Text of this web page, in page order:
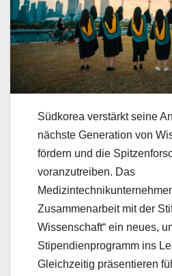
Südkorea verstärkt seine
nächste Generation von
fördern und die
voranzutreiben. Das
Zusammenarbeit mit der
Wissenschaft“ ein neues,
Stipendienprogramm ins
Gleichzeitig präsentieren